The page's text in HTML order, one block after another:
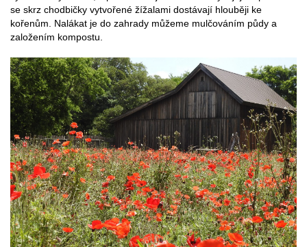
se skrz chodbičky vytvořené žížalami dostávají hlouběji ke
kořenům. Nalákat je do zahrady můžeme mulčováním půdy a
založením kompostu.